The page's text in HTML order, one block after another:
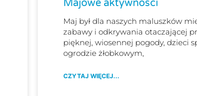
Majowe aktywności
Maj był dla naszych maluszków
zabawy i odkrywania otaczającej
pięknej, wiosennej pogody, dzieci
ogrodzie żłobkowym,
CZYTAJ WIĘCEJ...